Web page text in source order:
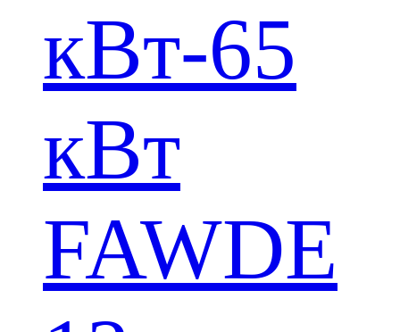
кВт-65
кВт
FAWDE